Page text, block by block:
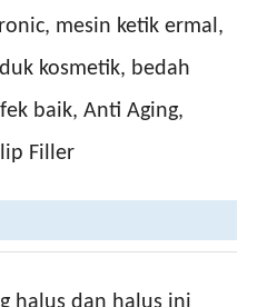
mesin ketik ermal,
kosmetik, bedah
baik, Anti Aging,
Filler